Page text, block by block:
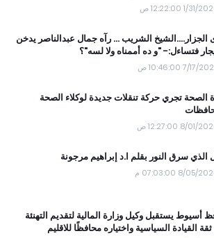
2026 12:22:00 ص
الجزار....الشيخ الشريب ... رآه جمال عبدالناصر يدخن
فتساءل:- "و ده أممناه ولا لسه"؟
2024 10:46:00 ص
الصحة تجري حركة تنقلات جديدة لوكلاء الصحة
2026 12:27:00 ص
الذي سرق النور بقلم ا.د إبراهيم مرجونة
2026 07:03:00 م
أسيوط يستقبل وكيل وزارة المالية لتقديم التهنئة
القيادة السياسية واختياره محافظًا للاقليم